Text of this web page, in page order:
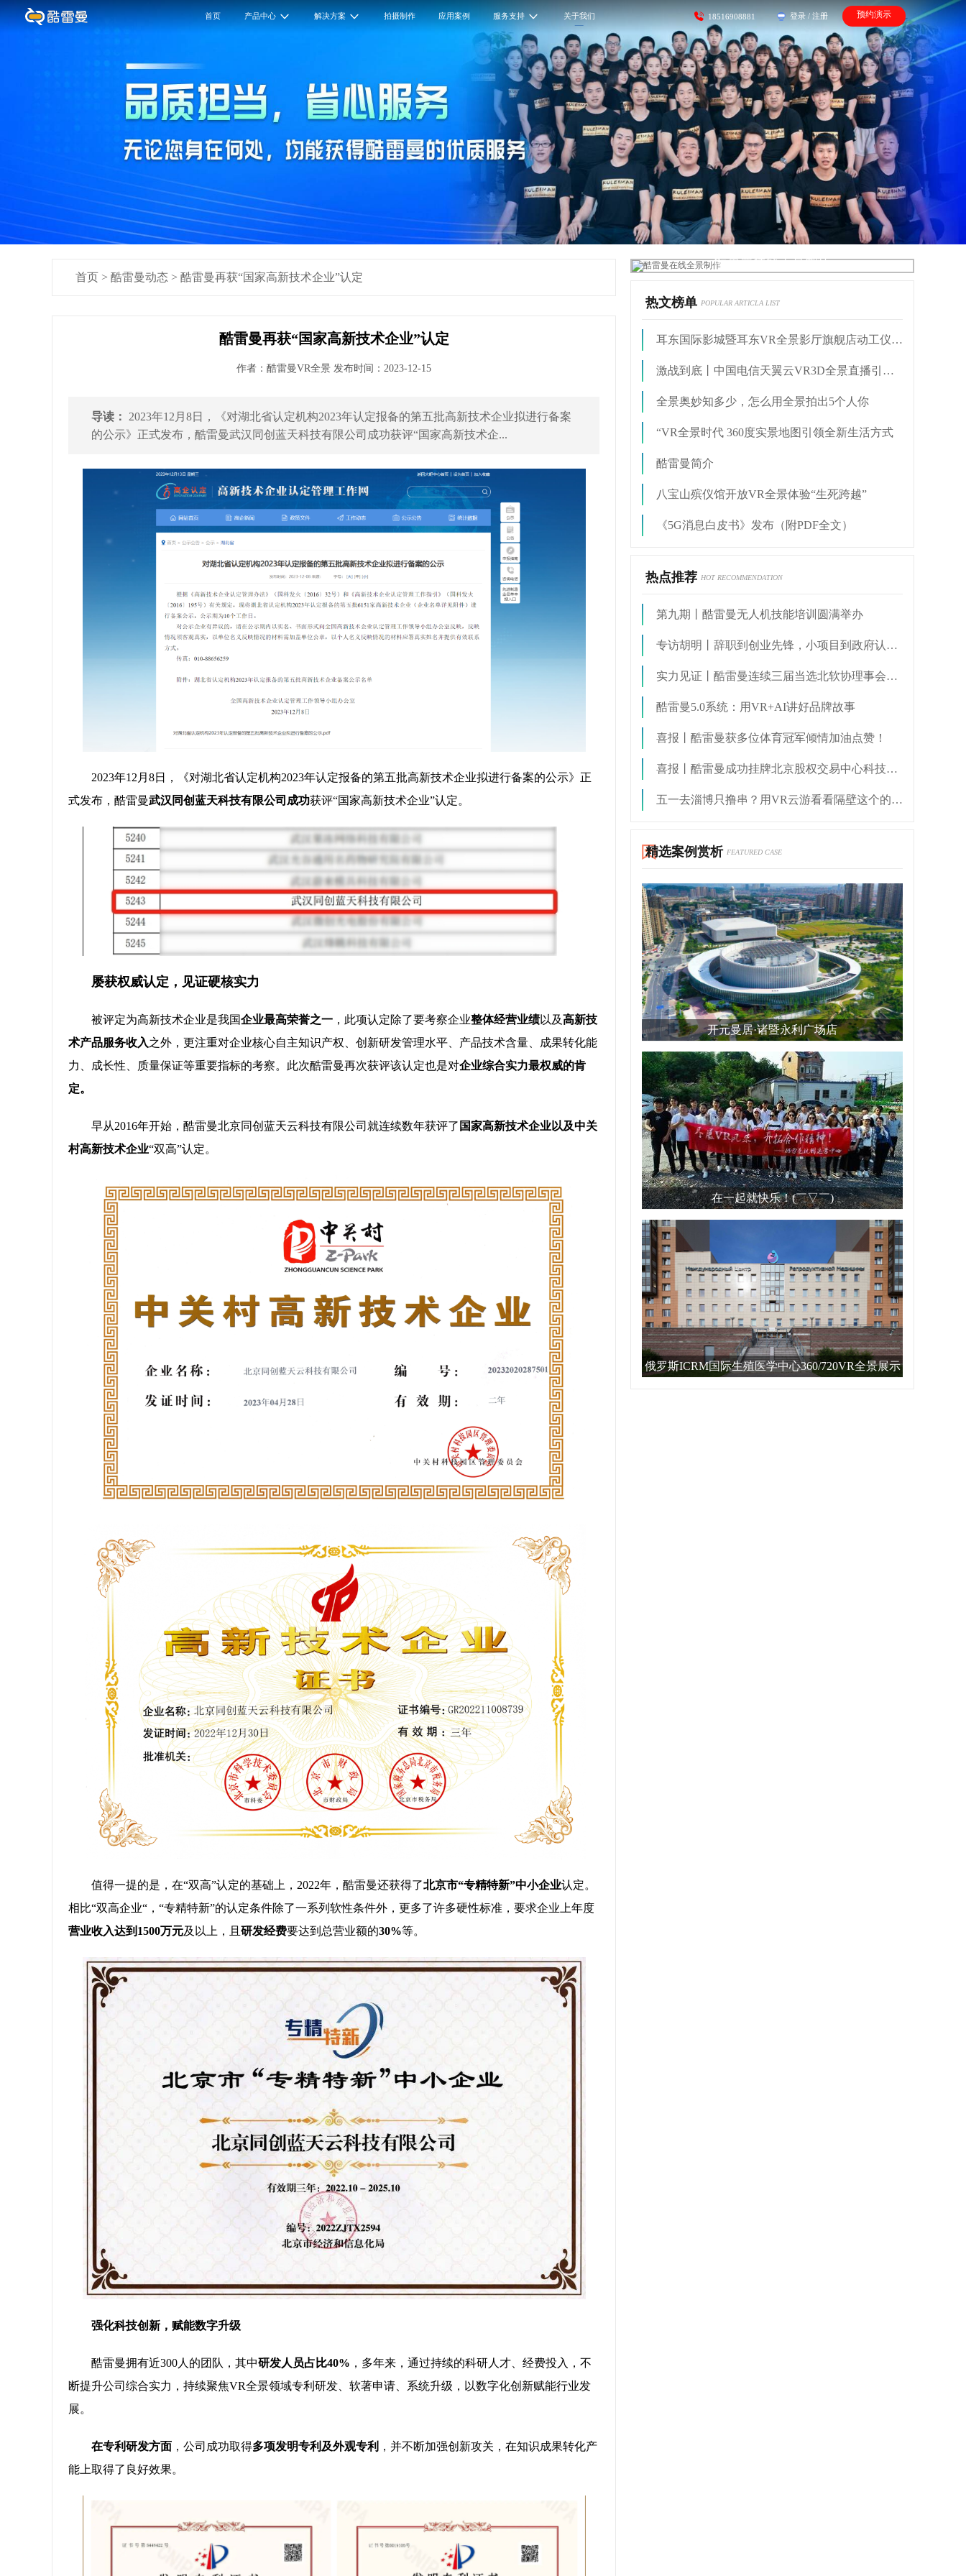
首页 产品中心 解决方案 拍摄制作 应用案例 服务支持 关于我们 18516908881 登录 / 注册 预约演示
首页 > 酷雷曼动态 > 酷雷曼再获“国家高新技术企业”认定
酷雷曼再获“国家高新技术企业”认定
作者：酷雷曼VR全景 发布时间：2023-12-15
导读：
2023年12月8日，《对湖北省认定机构2023年认定报备的第五批高新技术企业拟进行备案
的公示》正式发布，酷雷曼武汉同创蓝天科技有限公司成功获评“国家高新技术企...
2023年12月8日，《对湖北省认定机构2023年认定报备的第五批高新技术企业拟进行备案的公示》正
式发布，酷雷曼武汉同创蓝天科技有限公司成功获评“国家高新技术企业”认定。
屡获权威认定，见证硬核实力
被评定为高新技术企业是我国企业最高荣誉之一 ，此项认定除了要考察企业整体经营业绩以及高新技
术产品服务收入之外，更注重对企业核心自主知识产权、创新研发管理水平、产品技术含量、成果转化能
力、成长性、质量保证等重要指标的考察。此次酷雷曼再次获评该认定也是对企业综合实力最权威的肯
定。
早从2016年开始，酷雷曼北京同创蓝天云科技有限公司就连续数年获评了 国家高新技术企业以及中关
村高新技术企业“双高”认定。
值得一提的是，在“双高”认定的基础上，2022年，酷雷曼还获得了北京市“专精特新”中小企业认定。
相比“双高企业“，“专精特新”的认定条件除了一系列软性条件外，更多了许多硬性标准，要求企业上年度
营业收入达到1500万元及以上，且 研发经费要达到总营业额的30%等。
强化科技创新，赋能数字升级
酷雷曼拥有近300人的团队，其中研发人员占比40% ，多年来，通过持续的科研人才、经费投入，不
断提升公司综合实力，持续聚焦VR全景领域专利研发、软著申请、系统升级，以数字化创新赋能行业发
展。
在专利研发方面 ，公司成功取得多项发明专利及外观专利 ，并不断加强创新攻关，在知识成果转化产
能上取得了良好效果。
酷雷曼在线全景制作
热文榜单 POPULAR ARTICLA LIST
耳东国际影城暨耳东VR全景影厅旗舰店动工仪式盛大举行
激战到底丨中国电信天翼云VR3D全景直播引燃拳击热火
全景奥妙知多少，怎么用全景拍出5个人你
“VR全景时代 360度实景地图引领全新生活方式
酷雷曼简介
八宝山殡仪馆开放VR全景体验“生死跨越”
《5G消息白皮书》发布（附PDF全文）
热点推荐 HOT RECOMMENDATION
第九期丨酷雷曼无人机技能培训圆满举办
专访胡明丨辞职到创业先锋，小项目到政府认可的青年企业家逆袭之路
实力见证丨酷雷曼连续三届当选北软协理事会会员单位
酷雷曼5.0系统：用VR+AI讲好品牌故事
喜报丨酷雷曼获多位体育冠军倾情加油点赞！
喜报丨酷雷曼成功挂牌北京股权交易中心科技创新板
五一去淄博只撸串？用VR云游看看隔壁这个的宝藏地
精选案例赏析 FEATURED CASE
开元曼居·诸暨永利广场店
在一起就快乐！(￣▽￣)
俄罗斯ICRM国际生殖医学中心360/720VR全景展示